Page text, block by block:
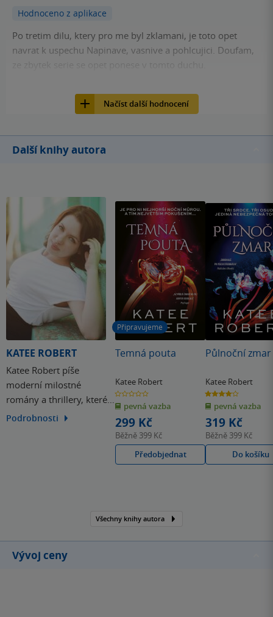
Hodnoceno z aplikace
Po tretim dilu, ktery pro me byl zklamani, je toto opet
navrat k uspechu Napinave, vasnive a pohlcujici. Doufam,
Načíst další hodnocení
Další knihy autora
KATEE ROBERT
Katee Robert píše
moderní milostné
romány a thrillery, které
pronikly mezi bestsellery
„nepopsatelně žhavé“.
Podrobnosti
Připravujeme
Temná pouta
Katee Robert
0.0
z
5
hvězdiček
pevná vazba
299 Kč
Běžně 399 Kč
Předobjednat
Půlnoční zmar
Katee Robert
4.0
z
5
hvězdiček
pevná vazba
319 Kč
Běžně 399 Kč
Do košíku
Všechny knihy autora
Vývoj ceny